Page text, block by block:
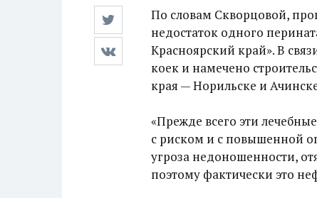
По словам Скворцовой,
недостаток одного
Красноярский край». В
коек и намечено
края — Норильске и
«Прежде всего эти
с риском и с повышенной
угроза недоношенности,
поэтому фактически это